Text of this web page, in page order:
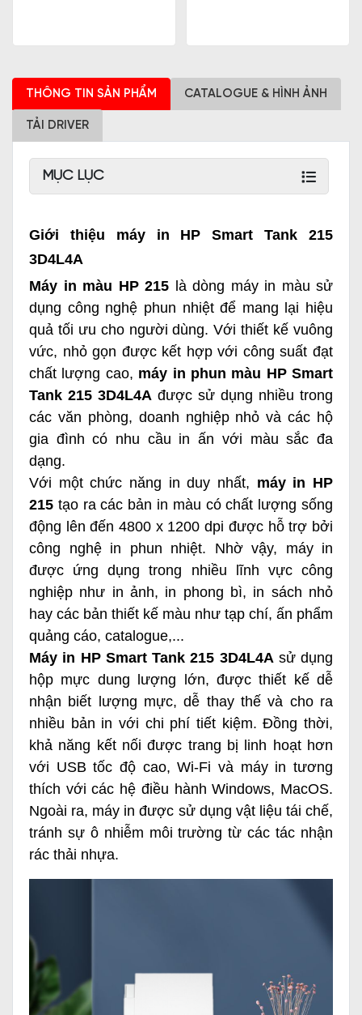
THÔNG TIN SẢN PHẨM CATALOGUE & HÌNH ẢNH
TẢI DRIVER
MỤC LỤC
Giới thiệu máy in HP Smart Tank 215
3D4L4A
Máy in màu HP 215 là dòng máy in màu sử
dụng công nghệ phun nhiệt để mang lại hiệu
quả tối ưu cho người dùng. Với thiết kế vuông
vức, nhỏ gọn được kết hợp với công suất đạt
chất lượng cao, máy in phun màu HP Smart
Tank 215 3D4L4A được sử dụng nhiều trong
các văn phòng, doanh nghiệp nhỏ và các hộ
gia đình có nhu cầu in ấn với màu sắc đa
dạng.
Với một chức năng in duy nhất, máy in HP
215 tạo ra các bản in màu có chất lượng sống
động lên đến 4800 x 1200 dpi được hỗ trợ bởi
công nghệ in phun nhiệt. Nhờ vậy, máy in
được ứng dụng trong nhiều lĩnh vực công
nghiệp như in ảnh, in phong bì, in sách nhỏ
hay các bản thiết kế màu như tạp chí, ấn phẩm
quảng cáo, catalogue,...
Máy in HP Smart Tank 215 3D4L4Asử dụng
hộp mực dung lượng lớn, được thiết kế dễ
nhận biết lượng mực, dễ thay thế và cho ra
nhiều bản in với chi phí tiết kiệm. Đồng thời,
khả năng kết nối được trang bị linh hoạt hơn
với USB tốc độ cao, Wi-Fi và máy in tương
thích với các hệ điều hành Windows, MacOS.
Ngoài ra, máy in được sử dụng vật liệu tái chế,
tránh sự ô nhiễm môi trường từ các tác nhận
rác thải nhựa.